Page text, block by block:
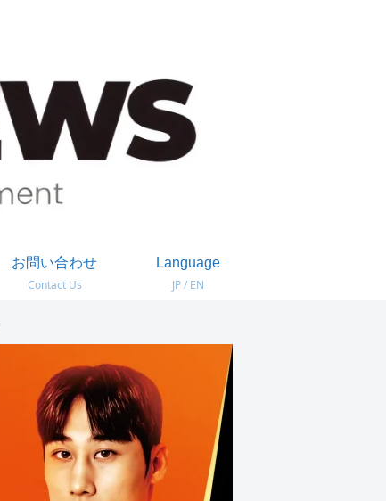
お問い合わせ
Contact Us
Language
JP / EN